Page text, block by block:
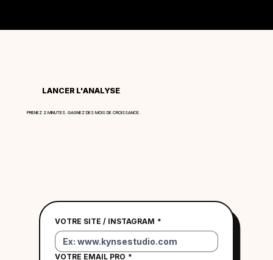
LANCER L'ANALYSE
PRENEZ 2 MINUTES. GAGNEZ DES MOIS DE CROISSANCE.
VOTRE SITE / INSTAGRAM *
VOTRE EMAIL PRO *